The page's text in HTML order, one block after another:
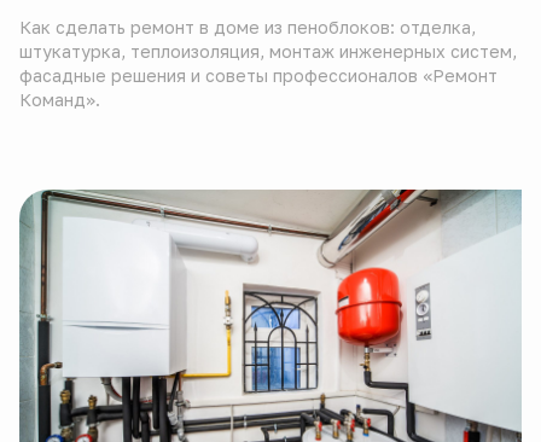
Как сделать ремонт в доме из пеноблоков: отделка,
штукатурка, теплоизоляция, монтаж инженерных систем,
фасадные решения и советы профессионалов «Ремонт
Команд».